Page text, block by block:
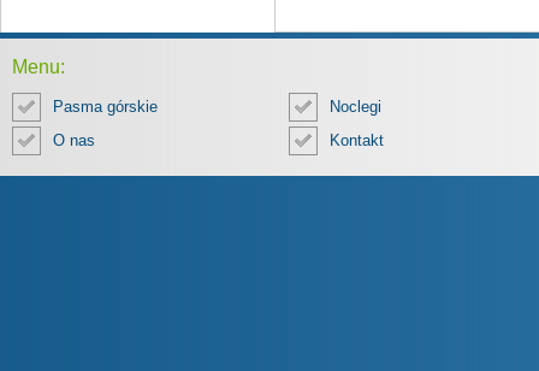
Menu:
Pasma górskie
Noclegi
O nas
Kontakt